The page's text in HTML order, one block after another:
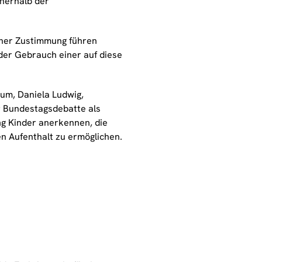
Zustimmung führen
Gebrauch einer auf diese
Daniela Ludwig,
als
Kinder anerkennen, die
Aufenthalt zu ermöglichen.